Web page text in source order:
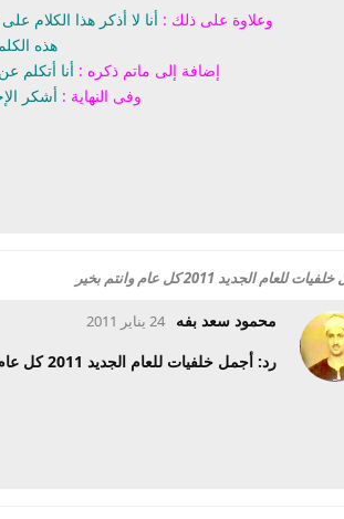
وعلاوة على ذلك : أنا لا أذكر هذا
هذه
إضافة إلى ماتم ذكره : أنا أتكلم
وفى النهاية : أشكر
للعام الجديد 2011 كل عام وانتم بخير
محمود سعد بفه 24 يناير 2011
رد: أجمل خلفيات للعام الجديد 2011 كل عام وانتم بخير